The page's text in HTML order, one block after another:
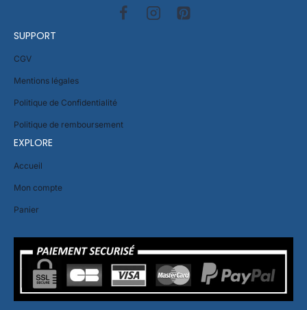
SUPPORT
CGV
Mentions légales
Politique de Confidentialité
Politique de remboursement
EXPLORE
Accueil
Mon compte
Panier